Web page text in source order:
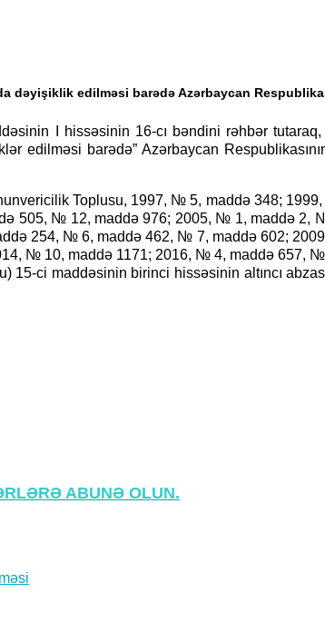
dəyişiklik edilməsi barədə Azərbaycan
I hissəsinin 16-cı bəndini rəhbər tutaraq,
edilməsi barədə” Azərbaycan
Toplusu, 1997, № 5, maddə 348;
505, № 12, maddə 976; 2005, № 1, maddə 2,
254, № 6, maddə 462, № 7, maddə 602;
№ 10, maddə 1171; 2016, № 4, maddə 657,
ci maddəsinin birinci hissəsinin altıncı
ABUNƏ OLUN.